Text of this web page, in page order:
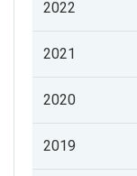
2022
2021
2020
2019